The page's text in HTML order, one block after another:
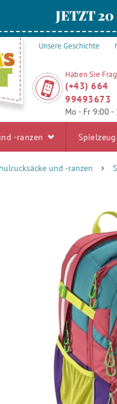
JETZT
Unsere Geschichte
Haben Sie
(+43) 664
99493673
Mo - Fr 9:00 -
-ranzen
und -ranzen